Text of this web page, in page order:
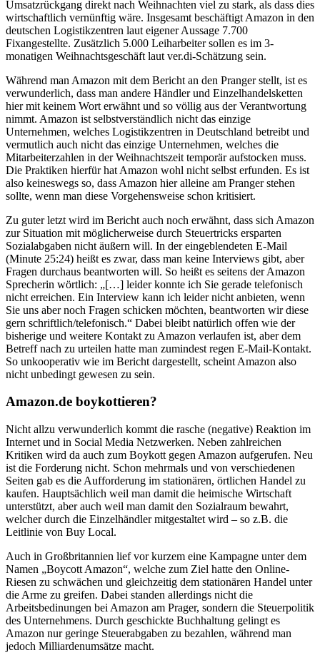
Umsatzrückgang direkt nach Weihnachten viel zu stark, als dass dies
wirtschaftlich vernünftig wäre. Insgesamt beschäftigt Amazon in den
deutschen Logistikzentren laut eigener Aussage 7.700
Fixangestellte. Zusätzlich 5.000 Leiharbeiter sollen es im 3-
monatigen Weihnachtsgeschäft laut ver.di-Schätzung sein.
Während man Amazon mit dem Bericht an den Pranger stellt, ist es
verwunderlich, dass man andere Händler und Einzelhandelsketten
hier mit keinem Wort erwähnt und so völlig aus der Verantwortung
nimmt. Amazon ist selbstverständlich nicht das einzige
Unternehmen, welches Logistikzentren in Deutschland betreibt und
vermutlich auch nicht das einzige Unternehmen, welches die
Mitarbeiterzahlen in der Weihnachtszeit temporär aufstocken muss.
Die Praktiken hierfür hat Amazon wohl nicht selbst erfunden. Es ist
also keineswegs so, dass Amazon hier alleine am Pranger stehen
sollte, wenn man diese Vorgehensweise schon kritisiert.
Zu guter letzt wird im Bericht auch noch erwähnt, dass sich Amazon
zur Situation mit möglicherweise durch Steuertricks ersparten
Sozialabgaben nicht äußern will. In der eingeblendeten E-Mail
(Minute 25:24) heißt es zwar, dass man keine Interviews gibt, aber
Fragen durchaus beantworten will. So heißt es seitens der Amazon
Sprecherin wörtlich: „[…] leider konnte ich Sie gerade telefonisch
nicht erreichen. Ein Interview kann ich leider nicht anbieten, wenn
Sie uns aber noch Fragen schicken möchten, beantworten wir diese
gern schriftlich/telefonisch.“ Dabei bleibt natürlich offen wie der
bisherige und weitere Kontakt zu Amazon verlaufen ist, aber dem
Betreff nach zu urteilen hatte man zumindest regen E-Mail-Kontakt.
So unkooperativ wie im Bericht dargestellt, scheint Amazon also
nicht unbedingt gewesen zu sein.
Amazon.de boykottieren?
Nicht allzu verwunderlich kommt die rasche (negative) Reaktion im
Internet und in Social Media Netzwerken. Neben zahlreichen
Kritiken wird da auch zum Boykott gegen Amazon aufgerufen. Neu
ist die Forderung nicht. Schon mehrmals und von verschiedenen
Seiten gab es die Aufforderung im stationären, örtlichen Handel zu
kaufen. Hauptsächlich weil man damit die heimische Wirtschaft
unterstützt, aber auch weil man damit den Sozialraum bewahrt,
welcher durch die Einzelhändler mitgestaltet wird – so z.B. die
Leitlinie von Buy Local.
Auch in Großbritannien lief vor kurzem eine Kampagne unter dem
Namen „Boycott Amazon“, welche zum Ziel hatte den Online-
Riesen zu schwächen und gleichzeitig dem stationären Handel unter
die Arme zu greifen. Dabei standen allerdings nicht die
Arbeitsbedinungen bei Amazon am Prager, sondern die Steuerpolitik
des Unternehmens. Durch geschickte Buchhaltung gelingt es
Amazon nur geringe Steuerabgaben zu bezahlen, während man
jedoch Milliardenumsätze macht.